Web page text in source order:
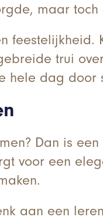
maar toch
feestelijkheid.
trui
hele dag door
Dan is
voor een
aan een